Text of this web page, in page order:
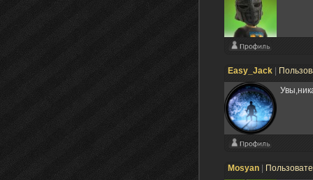
Easy_Jack
Mosyan